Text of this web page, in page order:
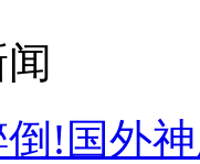
战”
!国外